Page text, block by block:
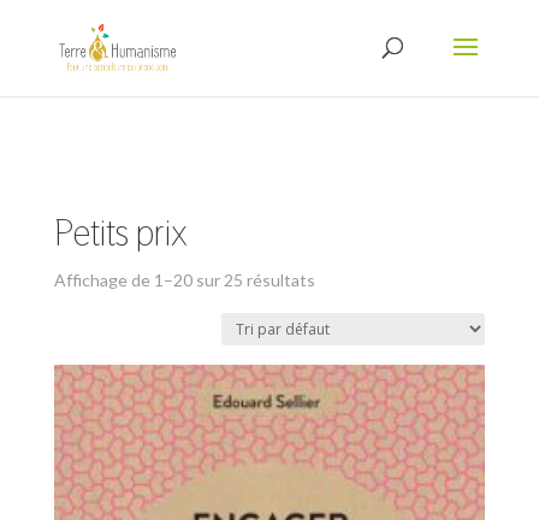
Petits prix
Affichage de 1–20 sur 25 résultats